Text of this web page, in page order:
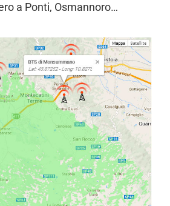
a Ponti, Osmannoro…